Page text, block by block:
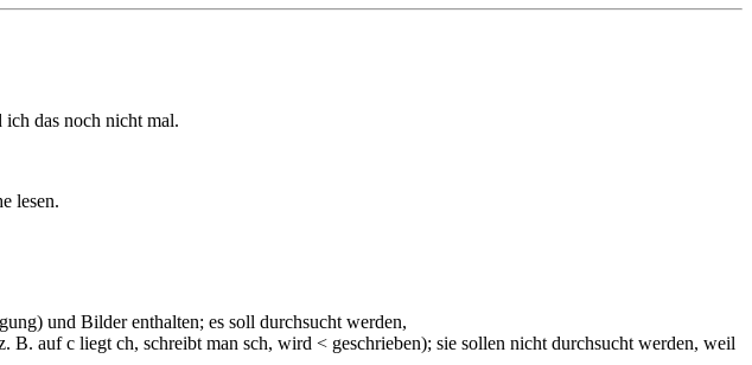
das noch nicht mal.
lesen.
und Bilder enthalten; es soll durchsucht werden,
auf c liegt ch, schreibt man sch, wird < geschrieben); sie sollen nicht durchsucht werden, weil